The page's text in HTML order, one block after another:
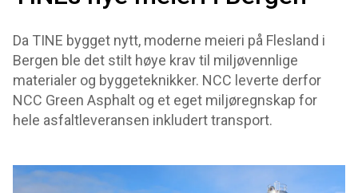
Da TINE bygget nytt, moderne meieri på Flesland i
Bergen ble det stilt høye krav til miljøvennlige
materialer og byggeteknikker. NCC leverte derfor
NCC Green Asphalt og et eget miljøregnskap for
hele asfaltleveransen inkludert transport.